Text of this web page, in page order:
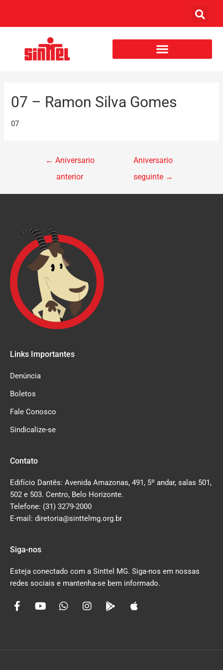
07 – Ramon Silva Gomes
07
← Aniversario
anterior
Aniversario
seguinte →
Links Importantes
Denúncia
Boletos
Fale Conosco
Sindicalize-se
Contato
Edifício Dantês: Avenida Amazonas, 491, 5º andar, salas 501,
502 e 503. Centro, Belo Horizonte.
Telefone: (31) 3279-2000
E-mail: diretoria@sinttelmg.org.br
Siga-nos
Esteja conectado com a Sinttel MG. Siga-nos em nossas
redes sociais e mantenha-se bem informado.